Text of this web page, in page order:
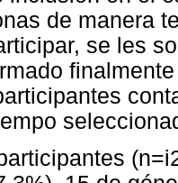
de manera
se les